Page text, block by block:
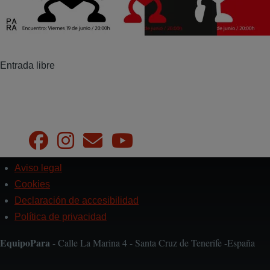
Entrada libre
Pie
de
Aviso legal
Cookies
Declaración de accesibilidad
Política de privacidad
EquipoPara - Calle La Marina 4 - Santa Cruz de Tenerife -España